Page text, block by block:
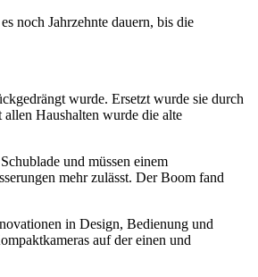
noch Jahrzehnte dauern, bis die
wurde. Ersetzt wurde sie durch
Haushalten wurde die alte
und müssen einem
mehr zulässt. Der Boom fand
in Design, Bedienung und
auf der einen und